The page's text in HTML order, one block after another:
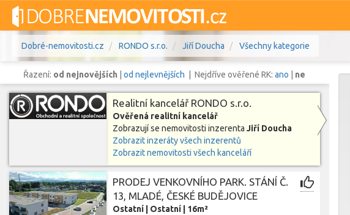
Dobré-nemovitosti.cz RONDO s.r.o. Jiří Doucha Všechny kategorie
Byty Domy Pozemky Komerční
Lokalita Lokalita
Cena
Řazení: od nejnovějších |od nejlevnějších | Nejdříve ověřené RK:ano ne
Realitní kancelář RONDO s.r.o.
Ověřená realitní kancelář
Zobrazují se nemovitosti inzerentaJiří Doucha
Zobrazit inzeráty všech inzerentů
Zobrazit nemovitosti všech kanceláří
PRODEJ VENKOVNÍHO PARK. STÁNÍ Č.
13, MLADÉ, ČESKÉ BUDĚJOVICE
Ostatní Ostatní 16m²